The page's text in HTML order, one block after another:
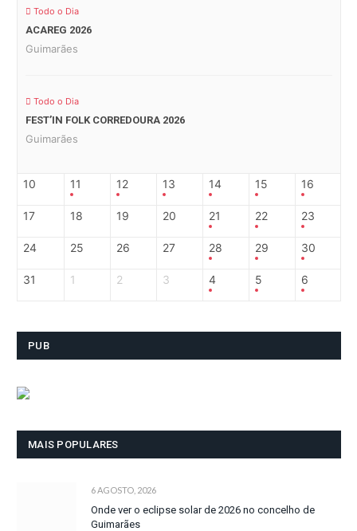
Todo o Dia
ACAREG 2026
Guimarães
Todo o Dia
FEST’IN FOLK CORREDOURA 2026
Guimarães
10 11 12 13 14 15 16
17 18 19 20 21 22 23
24 25 26 27 28 29 30
31 1 2 3 4 5 6
PUB
MAIS POPULARES
6 AGOSTO, 2026
Onde ver o eclipse solar de 2026 no concelho de
Guimarães